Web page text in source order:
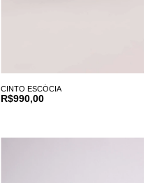
CINTO ESCÓCIA
R$990,00